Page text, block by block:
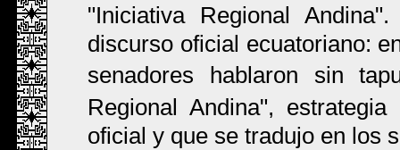
"Iniciativa Regional
discurso oficial ecuatoriano:
senadores hablaron sin
Regional Andina",
oficial y que se tradujo en los